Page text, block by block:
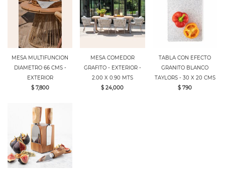
MESA MULTIFUNCION
DIAMETRO 66 CMS -
EXTERIOR
$ 7,800
MESA COMEDOR
GRAFITO - EXTERIOR -
2.00 X 0.90 MTS
$ 24,000
TABLA CON EFECTO
GRANITO BLANCO
TAYLORS - 30 X 20 CMS
$ 790